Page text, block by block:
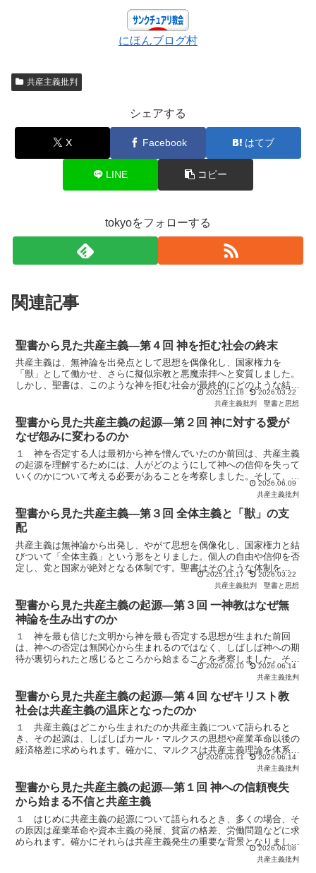
にほんブログ村
共産主義批判
シェアする
X Facebook はてブ
LINE コピー
tokyoをフォローする
関連記事
聖書から見た共産主義―第４回 神を拒む社会の終末
共産主義は、無神論を出発点として思想を偶像化し、国家権力を
「獣」として働かせ、さらに擬似宗教と悪魔崇拝へと変質しました。
しかし、聖書は、このような神を拒む社会が最終的にどのような結末
を迎えるのかを明確に語っています。そこには厳しい審判の預言...
2025.11.18
2026.03.22
共産主義批判
聖書と思想
聖書から見た共産主義の起源―第２回 神に対する愛が
なぜ怨みに変わるのか
１ 神を否定する人は最初から神を憎んでいたのか前回は、共産主義
の起源を理解するためには、人がどのようにして神への信仰を失って
いくのかについて考える必要があることを考察しました。そして、一
人の人間の内面に起こることは、組織社会としての文明全体...2026.06.09
共産主義批判
聖書から見た共産主義―第３回 全体主義と「獣」の支
配
共産主義は無神論から出発し、やがて思想を偶像化し、国家権力と結
びついて「全体主義」という形をとりました。個人の自由や信仰を否
定し、党と国家が絶対となる体制です。聖書はそのような体制を
「獣」として描き、その背後に「龍（サタン）」がいることを示...
2025.11.17
2026.03.22
共産主義批判
聖書と思想
聖書から見た共産主義の起源―第３回 一神教はなぜ無
神論を生み出すのか
１ 神を最も信じた文明から神を最も否定する思想が生まれた前回
は、神への否定は無関心から生まれるのではなく、しばしば神への期
待が裏切られたと感じるところから始まることを考察しました。そし
て、神への失望が不信に変わり、その不信がやがて神への反発...
2026.06.10
2026.06.14
共産主義批判
聖書から見た共産主義の起源―第４回 なぜキリスト教
社会は共産主義の温床となったのか
１ 共産主義はどこから生まれたのか共産主義について語られると
き、その起源は、しばしばカール・マルクスの思想や産業革命以後の
経済格差に求められます。確かに、マルクスは共産主義理論を体系化
した人物であり、労働者の貧困や社会的不平等も共産主義が広...
2026.06.11
2026.06.14
共産主義批判
聖書から見た共産主義の起源―第１回 神への信頼喪失
から始まる不信と共産主義
１ はじめに共産主義の起源について語られるとき、多くの場合、そ
の原因は産業革命や資本主義の発展、貧富の格差、労働問題などに求
められます。確かにそれらは共産主義発生の重要な背景となりまし
た。しかし、それだけでは説明できない問題があります。それ...
2026.06.08
共産主義批判